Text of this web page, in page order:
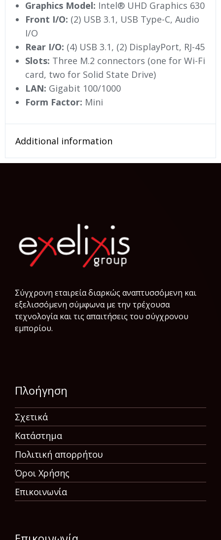
Graphics Model: Intel® UHD Graphics 630
Front I/O: (2) USB 3.1, USB Type-C, Audio
I/O
Rear I/O: (4) USB 3.1, (2) DisplayPort, RJ-45
Slots: Three M.2 connectors (one for Wi-Fi
card, two for Solid State Drive)
LAN: Gigabit 100/1000
Form Factor: Mini
Additional information
Σύγχρονη εταιρεία διαρκώς αναπτυσσόμενη και
εξελισσόμενη σύμφωνα µε την τρέχουσα
τεχνολογία και τις απαιτήσεις του σύγχρονου
εμπορίου.
Πλοήγηση
Σχετικά
Κατάστημα
Πολιτική απορρήτου
Όροι Χρήσης
Επικοινωνία